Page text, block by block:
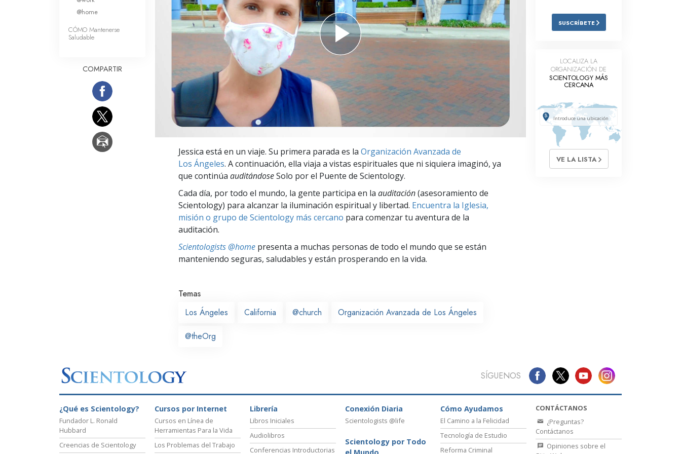
Amor y Odio: ¿Qué es Grandeza?
Respuestas a las Drogas
Los Niños
Herramientas para el Entorno Laboral
La Ética y las
Condiciones
La Causa de la Supresión
Investigaciones
Los Fundamentos de la Organización
Los Fundamentos de las Relaciones
Públicas
Jessica está en un viaje. Su primera parada es la Organización Avanzada de
Los Ángeles. A continuación, ella viaja a vistas espirituales que ni siquiera imaginó, ya
que continúa auditándoseSolo por el Puente de Scientology.
Cada día, por todo el mundo, la gente participa en la auditación(asesoramiento de
Scientology) para alcanzar la iluminación espiritual y libertad. Encuentra la Iglesia,
misión o grupo de Scientology más cercano para comenzar tu aventura de la
auditación.
Scientologists @home presenta a muchas personas de todo el mundo que se están
manteniendo seguras, saludables y están prosperando en la vida.
Temas
Los Ángeles
California @church Organización Avanzada de Los Ángeles
@theOrg
@home
CÓMO Mantenerse
Saludable
COMPARTIR
SUSCRÍBETE
LOCALIZA LA
ORGANIZACIÓN DE
SCIENTOLOGY MÁS
CERCANA
VE LA LISTA
SÍGUENOS
¿Qué es Scientology?
Fundador L. Ronald
Hubbard
Creencias de Scientology
Cursos por Internet
Cursos en Línea de
Herramientas Para la Vida
Los Problemas del Trabajo
Librería
Libros Iniciales
Audiolibros
Conferencias Introductorias
Conexión Diaria
Scientologists @life
Scientology por Todo
Cómo Ayudamos
El Camino a la Felicidad
Tecnología de Estudio
Reforma Criminal
CONTÁCTANOS
¿Preguntas?
Contáctanos
Opiniones sobre el